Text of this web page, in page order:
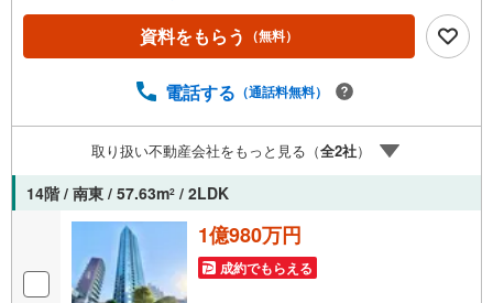
産キャンペーン対象店舗】当店で物件を成約するとPayPay
ボーナスライトがもらえる「Yahoo！ 不動産 物件ご成約キ
予約をする」ボタンからお問い合わせください。※必ずYah
スライトは出金と譲渡はできません。ご案内・詳細な資料
のご請求はお気軽にどうぞ♪お電話でのお問い合わせも常
時受け付けております！お気軽にお問い合わせください。
資料をもらう （無料）
電話する （通話料無料）
取り扱い不動産会社をもっと見る（全2社）
14階 / 南東 / 57.63m2 / 2LDK
1億980万円
成約でもらえる